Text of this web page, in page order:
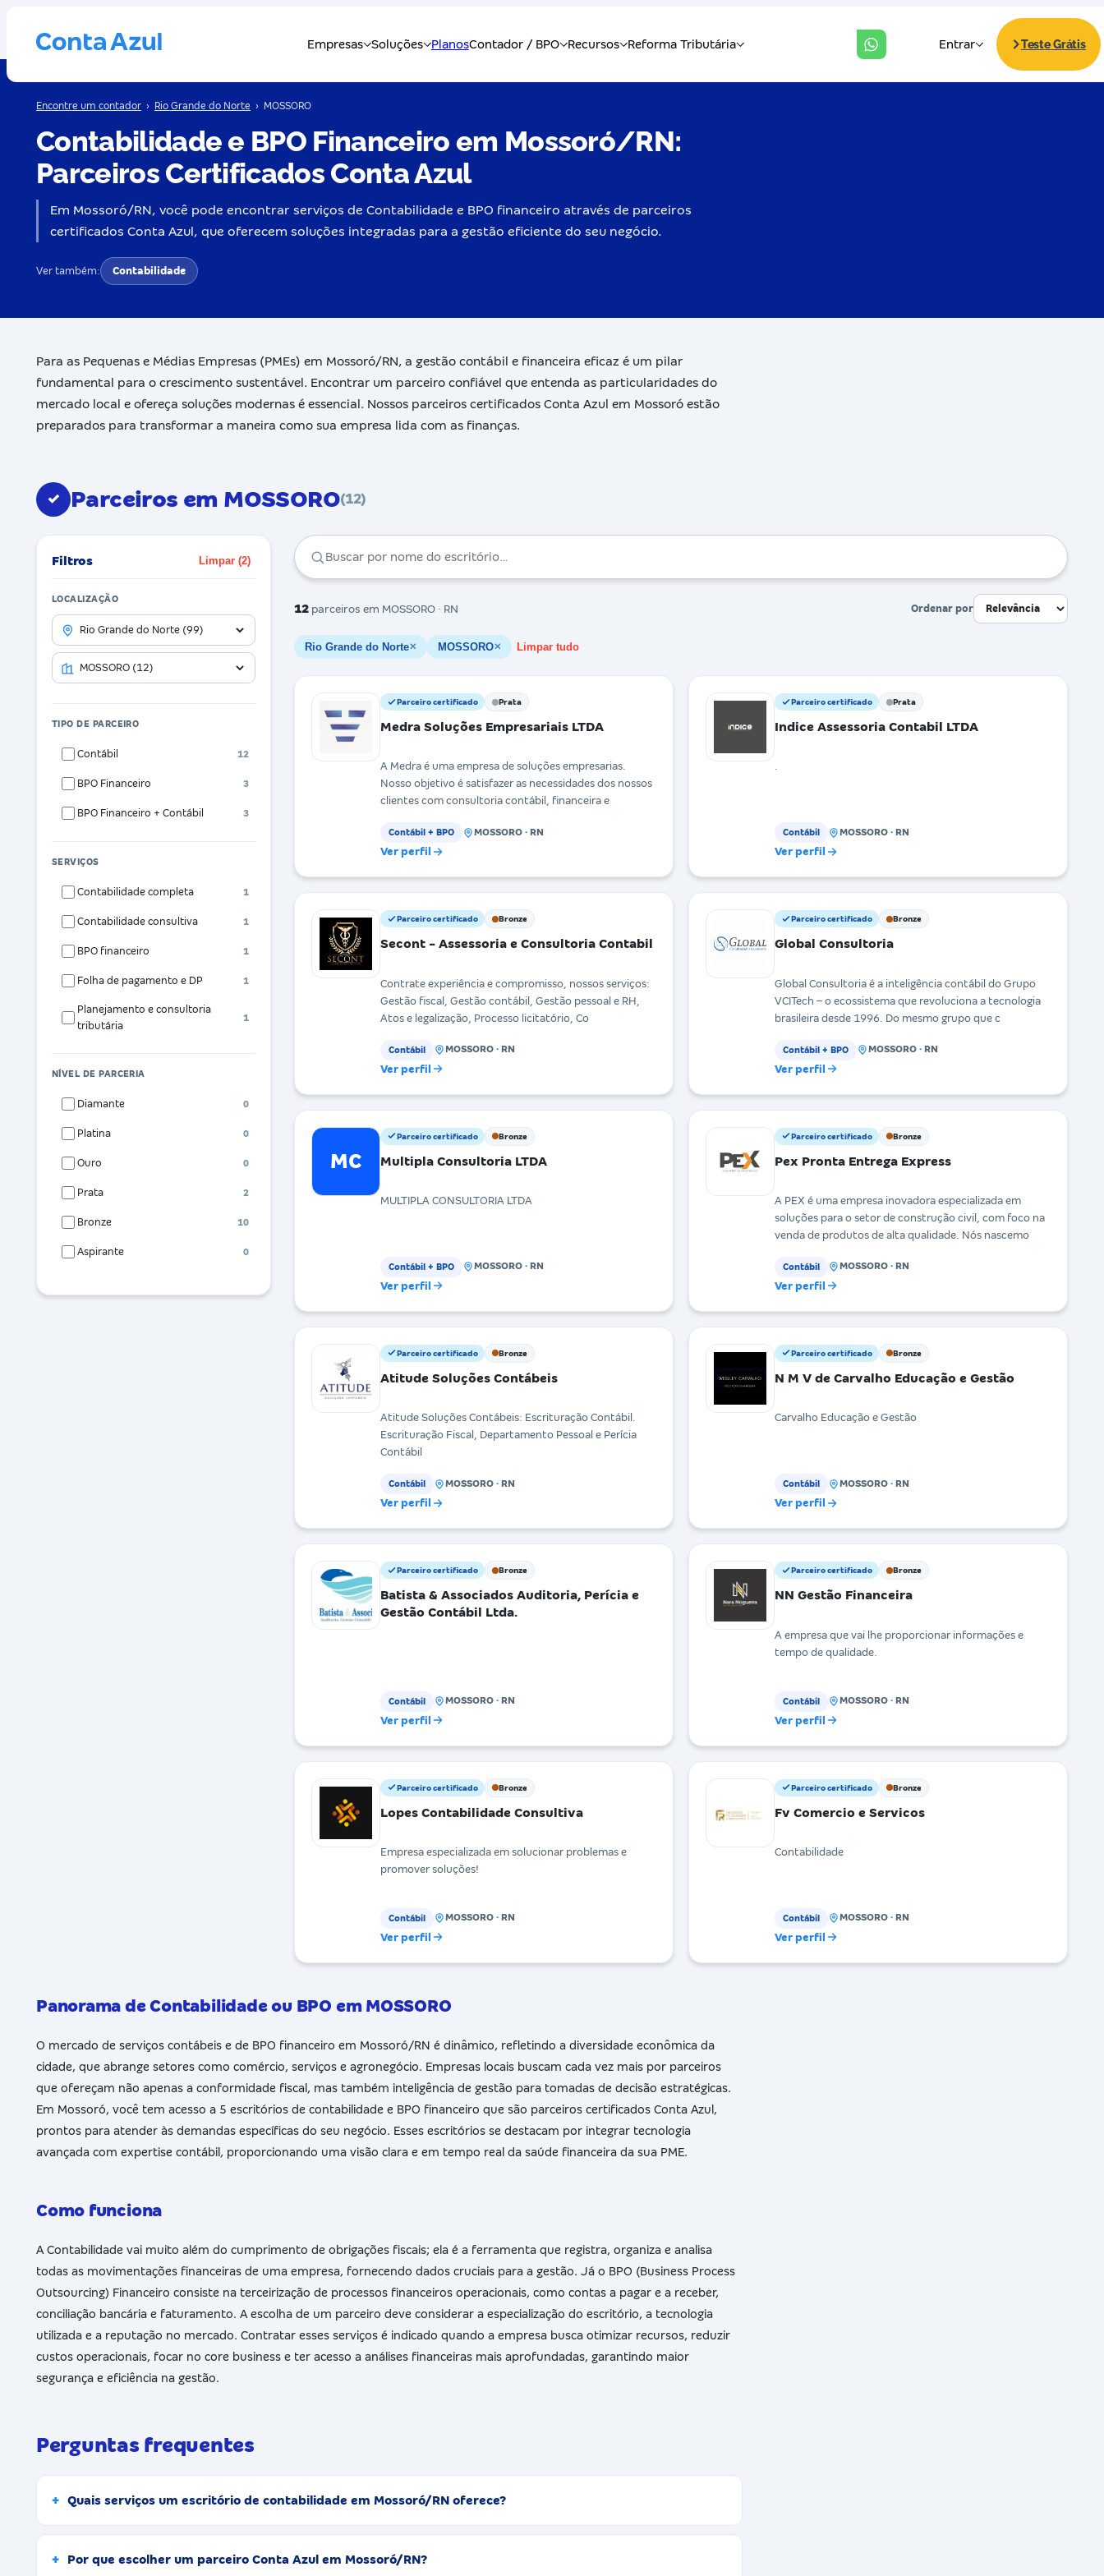
Encontre um contador › Rio Grande do Norte › MOSSORO
Contabilidade e BPO Financeiro em Mossoró/RN:
Parceiros Certificados Conta Azul
Em Mossoró/RN, você pode encontrar serviços de Contabilidade e BPO financeiro através de parceiros
certificados Conta Azul, que oferecem soluções integradas para a gestão eficiente do seu negócio.
Ver também: Contabilidade
Para as Pequenas e Médias Empresas (PMEs) em Mossoró/RN, a gestão contábil e financeira eficaz é um pilar
fundamental para o crescimento sustentável. Encontrar um parceiro confiável que entenda as particularidades do
mercado local e ofereça soluções modernas é essencial. Nossos parceiros certificados Conta Azul em Mossoró estão
preparados para transformar a maneira como sua empresa lida com as finanças.
✓ Parceiros em MOSSORO(12)
Filtros Limpar (2)
LOCALIZAÇÃO
TIPO DE PARCEIRO
Contábil 12
BPO Financeiro 3
BPO Financeiro + Contábil 3
SERVIÇOS
Contabilidade completa 1
Contabilidade consultiva 1
BPO financeiro 1
Folha de pagamento e DP 1
Planejamento e consultoria
tributária
1
NÍVEL DE PARCERIA
Diamante 0
Platina 0
Ouro 0
Prata 2
Bronze 10
Aspirante 0
12 parceiros em MOSSORO · RN Ordenar por
Rio Grande do Norte✕ MOSSORO✕ Limpar tudo
Parceiro certificado Prata
Medra Soluções Empresariais LTDA
A Medra é uma empresa de soluções empresarias.
Nosso objetivo é satisfazer as necessidades dos nossos
clientes com consultoria contábil, financeira e
Contábil + BPO MOSSORO · RN
Ver perfil
Parceiro certificado Prata
Indice Assessoria Contabil LTDA
.
Contábil MOSSORO · RN
Ver perfil
Parceiro certificado Bronze
Secont - Assessoria e Consultoria Contabil
Contrate experiência e compromisso, nossos serviços:
Gestão fiscal, Gestão contábil, Gestão pessoal e RH,
Atos e legalização, Processo licitatório, Co
Contábil MOSSORO · RN
Ver perfil
Parceiro certificado Bronze
Global Consultoria
Global Consultoria é a inteligência contábil do Grupo
VCITech – o ecossistema que revoluciona a tecnologia
brasileira desde 1996. Do mesmo grupo que c
Contábil + BPO MOSSORO · RN
Ver perfil
MC
Parceiro certificado Bronze
Multipla Consultoria LTDA
MULTIPLA CONSULTORIA LTDA
Contábil + BPO MOSSORO · RN
Ver perfil
Parceiro certificado Bronze
Pex Pronta Entrega Express
A PEX é uma empresa inovadora especializada em
soluções para o setor de construção civil, com foco na
venda de produtos de alta qualidade. Nós nascemo
Contábil MOSSORO · RN
Ver perfil
Parceiro certificado Bronze
Atitude Soluções Contábeis
Atitude Soluções Contábeis: Escrituração Contábil.
Escrituração Fiscal, Departamento Pessoal e Perícia
Contábil
Contábil MOSSORO · RN
Ver perfil
Parceiro certificado Bronze
N M V de Carvalho Educação e Gestão
Carvalho Educação e Gestão
Contábil MOSSORO · RN
Ver perfil
Parceiro certificado Bronze
Batista & Associados Auditoria, Perícia e
Gestão Contábil Ltda.
Contábil MOSSORO · RN
Ver perfil
Parceiro certificado Bronze
NN Gestão Financeira
A empresa que vai lhe proporcionar informações e
tempo de qualidade.
Contábil MOSSORO · RN
Ver perfil
Parceiro certificado Bronze
Lopes Contabilidade Consultiva
Empresa especializada em solucionar problemas e
promover soluções!
Contábil MOSSORO · RN
Ver perfil
Parceiro certificado Bronze
Fv Comercio e Servicos
Contabilidade
Contábil MOSSORO · RN
Ver perfil
Panorama de Contabilidade ou BPO em MOSSORO
O mercado de serviços contábeis e de BPO financeiro em Mossoró/RN é dinâmico, refletindo a diversidade econômica da
cidade, que abrange setores como comércio, serviços e agronegócio. Empresas locais buscam cada vez mais por parceiros
que ofereçam não apenas a conformidade fiscal, mas também inteligência de gestão para tomadas de decisão estratégicas.
Em Mossoró, você tem acesso a 5 escritórios de contabilidade e BPO financeiro que são parceiros certificados Conta Azul,
prontos para atender às demandas específicas do seu negócio. Esses escritórios se destacam por integrar tecnologia
avançada com expertise contábil, proporcionando uma visão clara e em tempo real da saúde financeira da sua PME.
Como funciona
A Contabilidade vai muito além do cumprimento de obrigações fiscais; ela é a ferramenta que registra, organiza e analisa
todas as movimentações financeiras de uma empresa, fornecendo dados cruciais para a gestão. Já o BPO (Business Process
Outsourcing) Financeiro consiste na terceirização de processos financeiros operacionais, como contas a pagar e a receber,
conciliação bancária e faturamento. A escolha de um parceiro deve considerar a especialização do escritório, a tecnologia
utilizada e a reputação no mercado. Contratar esses serviços é indicado quando a empresa busca otimizar recursos, reduzir
custos operacionais, focar no core business e ter acesso a análises financeiras mais aprofundadas, garantindo maior
segurança e eficiência na gestão.
Perguntas frequentes
Quais serviços um escritório de contabilidade em Mossoró/RN oferece?
Por que escolher um parceiro Conta Azul em Mossoró/RN?